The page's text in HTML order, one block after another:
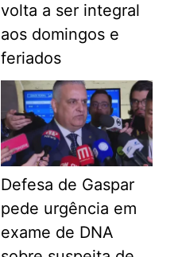
volta a ser integral
aos domingos e
feriados
Defesa de Gaspar
pede urgência em
exame de DNA